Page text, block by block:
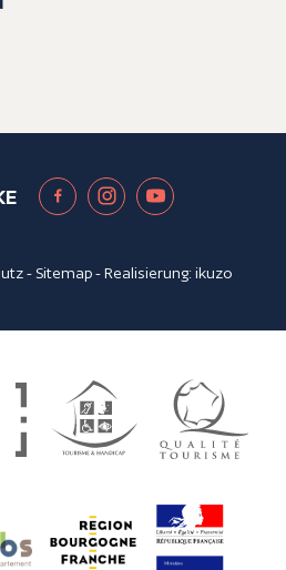
- Sitemap- Realisierung:ikuzo